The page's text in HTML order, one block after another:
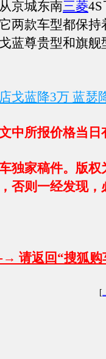
京城东南三菱
两款车型都保持
蓝尊贵型和旗舰
戈蓝降3万 蓝瑟
中所报价格当日
独家稿件。版权
否则一经发现，
→ 请返回“搜狐购
[